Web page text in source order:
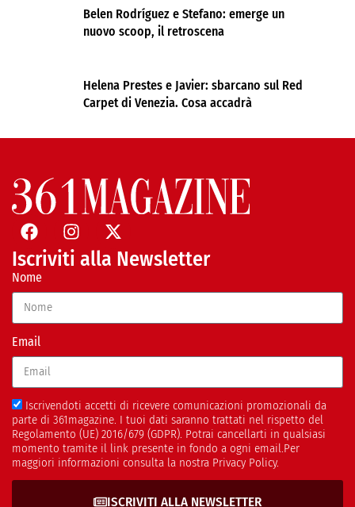
Belen Rodríguez e Stefano: emerge un
nuovo scoop, il retroscena
Helena Prestes e Javier: sbarcano sul Red
Carpet di Venezia. Cosa accadrà
Iscriviti alla Newsletter
Nome
Email
Iscrivendoti accetti di ricevere comunicazioni promozionali da
parte di 361magazine. I tuoi dati saranno trattati nel rispetto del
Regolamento (UE) 2016/679 (GDPR). Potrai cancellarti in qualsiasi
momento tramite il link presente in fondo a ogni email.Per
maggiori informazioni consulta la nostra Privacy Policy.
ISCRIVITI ALLA NEWSLETTER